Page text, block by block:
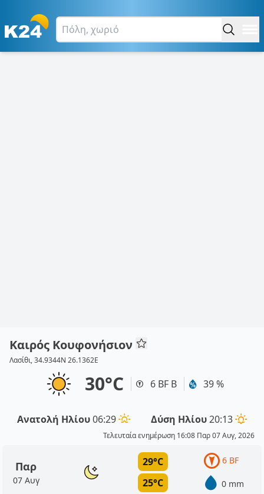
Καιρός Κουφονήσιον
Λασίθι, 34.9344N 26.1362E
30°C 6 BF Β 39 %
Ανατολή Ηλίου06:29 Δύση Ηλίου20:13
Τελευταία ενημέρωση 16:08 Παρ 07 Αυγ, 2026
Παρ
07 Αυγ
29°C
25°C
6 BF
0 mm